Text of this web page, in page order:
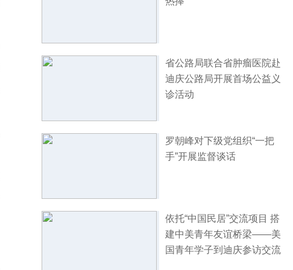
省公路局联合省肿瘤医院赴
迪庆公路局开展首场公益义
诊活动
罗朝峰对下级党组织“一把
手”开展监督谈话
依托“中国民居”交流项目 搭
建中美青年友谊桥梁——美
国青年学子到迪庆参访交流